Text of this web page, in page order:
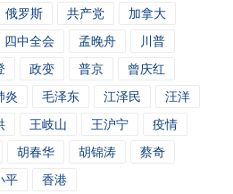
俄罗斯 共产党
加拿大
四中全会 孟晚舟
川普
政变 普京
曾庆红
炎 毛泽东 江泽民
汪洋
王岐山 王沪宁
疫情
胡春华 胡锦涛
蔡奇
平 香港